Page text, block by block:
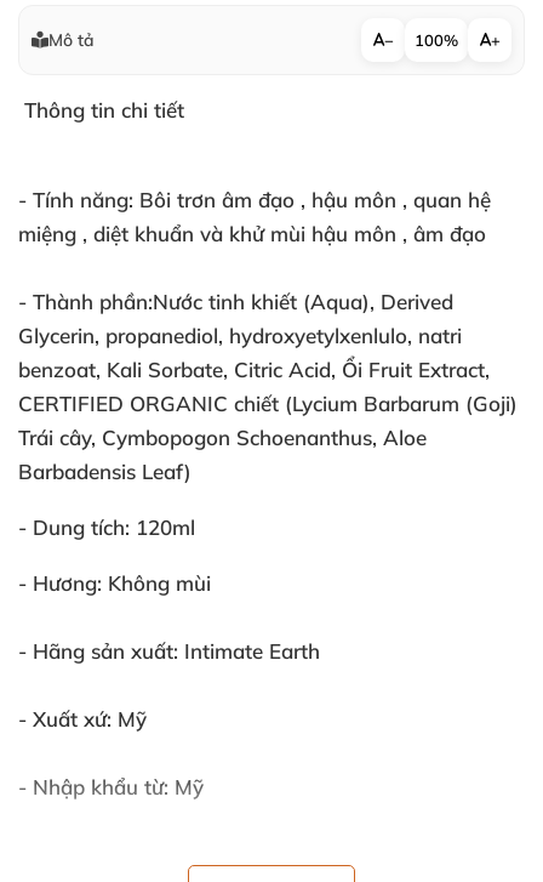
Mô tả − 100% +
Thông tin chi tiết
- Tính năng: Bôi trơn âm đạo , hậu môn , quan hệ
miệng , diệt khuẩn và khử mùi hậu môn , âm đạo
- Thành phần:Nước tinh khiết (Aqua), Derived
Glycerin, propanediol, hydroxyetylxenlulo, natri
benzoat, Kali Sorbate, Citric Acid, Ổi Fruit Extract,
CERTIFIED ORGANIC chiết (Lycium Barbarum (Goji)
Trái cây, Cymbopogon Schoenanthus, Aloe
Barbadensis Leaf)
- Dung tích: 120ml
- Hương: Không mùi
- Hãng sản xuất: Intimate Earth
- Xuất xứ: Mỹ
- Nhập khẩu từ: Mỹ